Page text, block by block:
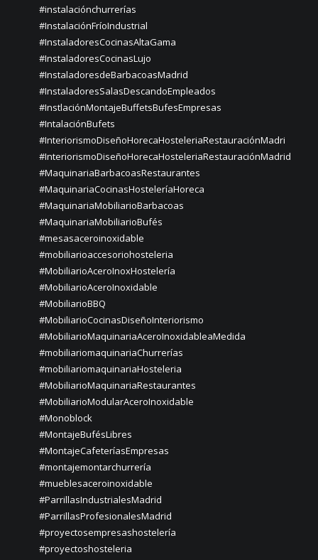
#instalaciónchurrerías
#InstalaciónFríoIndustrial
#InstaladoresCocinasAltaGama
#InstaladoresCocinasLujo
#InstaladoresdeBarbacoasMadrid
#InstaladoresSalasDescandoEmpleados
#InstlaciónMontajeBuffetsBufesEmpresas
#IntalaciónBufets
#InteriorismoDiseñoHorecaHosteleriaRestauraciónMadri
#InteriorismoDiseñoHorecaHosteleriaRestauraciónMadrid
#MaquinariaBarbacoasRestaurantes
#MaquinariaCocinasHosteleríaHoreca
#MaquinariaMobiliarioBarbacoas
#MaquinariaMobiliarioBufés
#mesasaceroinoxidable
#mobiliarioaccesoriohosteleria
#MobiliarioAceroInoxHostelería
#MobiliarioAceroInoxidable
#MobiliarioBBQ
#MobiliarioCocinasDiseñoInteriorismo
#MobiliarioMaquinariaAceroInoxidableaMedida
#mobiliariomaquinariaChurrerías
#mobiliariomaquinariaHosteleria
#MobiliarioMaquinariaRestaurantes
#MobiliarioModularAceroInoxidable
#Monoblock
#MontajeBufésLibres
#MontajeCafeteríasEmpresas
#montajemontarchurrería
#mueblesaceroinoxidable
#ParrillasIndustrialesMadrid
#ParrillasProfesionalesMadrid
#proyectosempresashostelería
#proyectoshosteleria